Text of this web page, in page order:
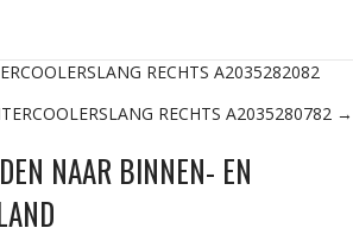
RECHTS A2035282082
RECHTS A2035280782 →
NAAR BINNEN- EN